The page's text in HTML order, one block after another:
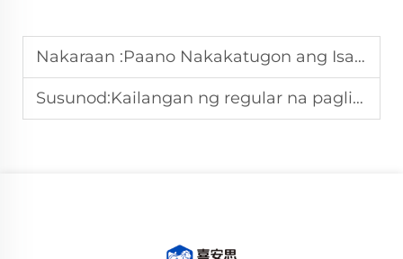
Nakaraan :Paano Nakakatugon ang Isang Memory Foam Mattress sa Iba't Ibang Posisyon Habang Natutulog?
Susunod:Kailangan ng regular na paglilinis ang isang matalinong kama at matras upang mapanatili ang kalinisan.